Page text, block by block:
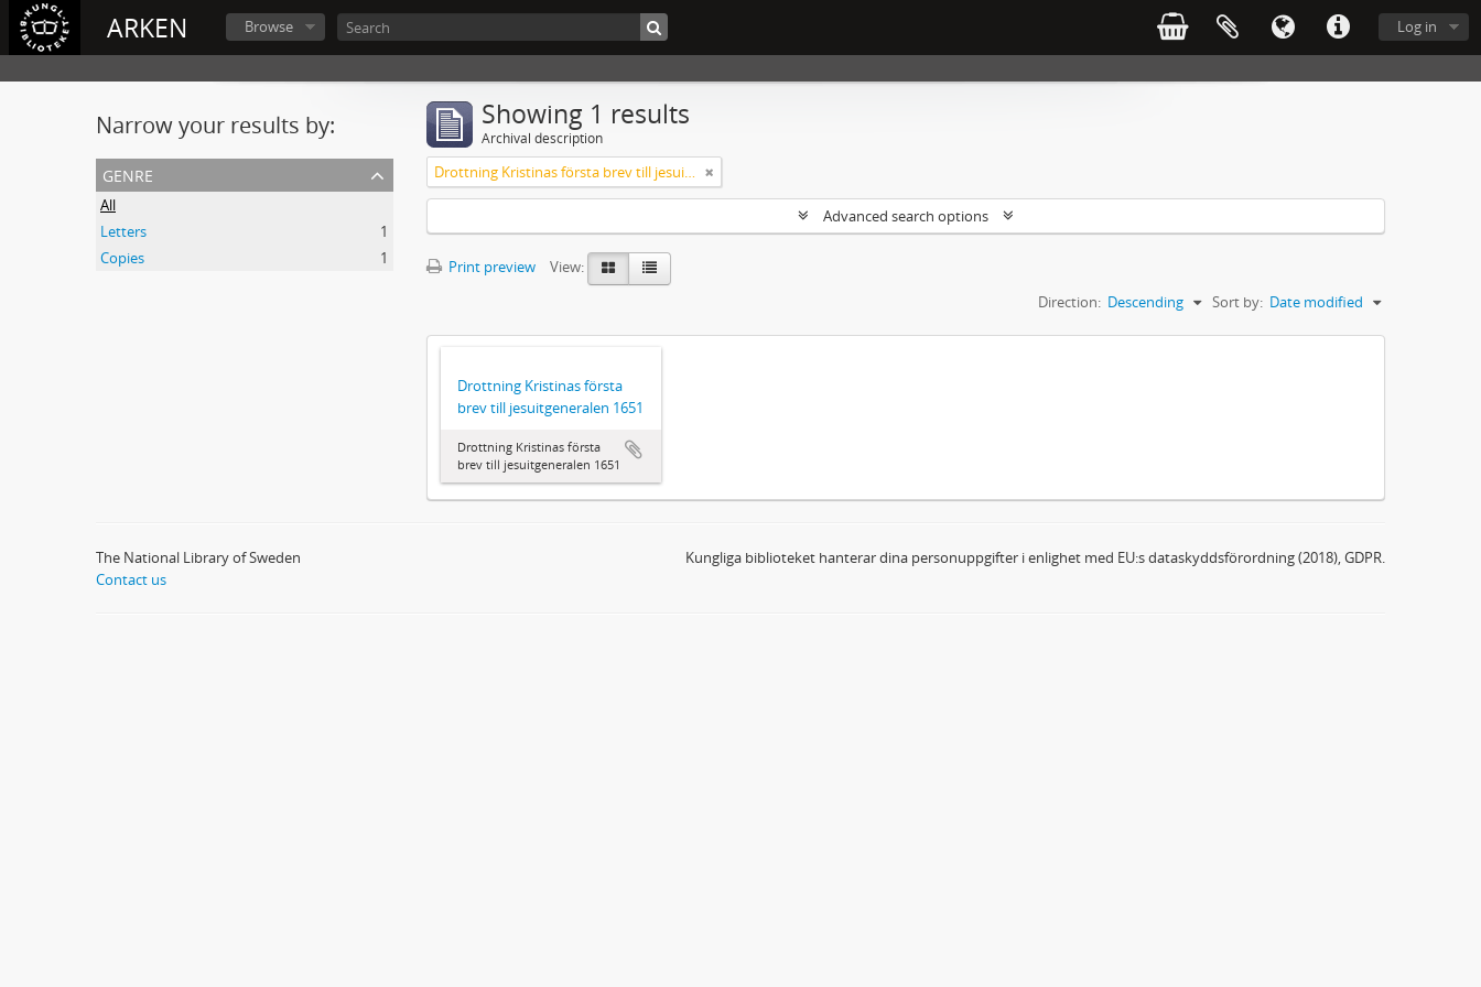
ARKEN Log in
Browse
Narrow your results by:
genre
All
Letters
1
Copies
1
Showing 1 results
Archival description
Drottning Kristinas första brev till jesuitgeneralen 1651
Advanced search options
Print preview
View:
Sort by: Date modified
Direction: Descending
Drottning Kristinas första
brev till jesuitgeneralen 1651
Drottning Kristinas första
brev till jesuitgeneralen 1651
The National Library of Sweden
Contact us
Kungliga biblioteket hanterar dina personuppgifter i enlighet med EU:s dataskyddsförordning (2018), GDPR.